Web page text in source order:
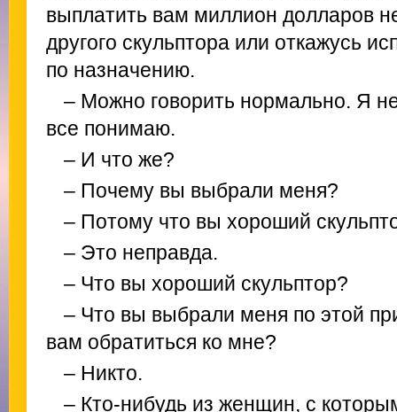
выплатить вам миллион долларов
другого скульптора или откажусь
по назначению.
– Можно говорить нормально. Я
все понимаю.
– И что же?
– Почему вы выбрали меня?
– Потому что вы хороший
– Это неправда.
– Что вы хороший скульптор?
– Что вы выбрали меня по этой
вам обратиться ко мне?
– Никто.
– Кто-нибудь из женщин, с